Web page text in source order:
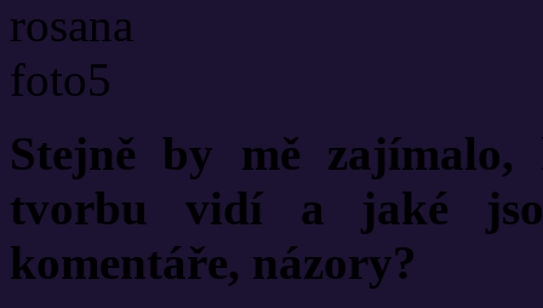
Stejně by mě
tvorbu vidí a jaké
komentáře, názory?